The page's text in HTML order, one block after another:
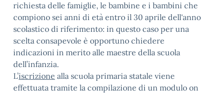
richiesta delle famiglie, le bambine e i bambini che
compiono sei anni di età entro il 30 aprile dell'anno
scolastico di riferimento: in questo caso per una
scelta consapevole è opportuno chiedere
indicazioni in merito alle maestre della scuola
dell’infanzia.
L’iscrizione alla scuola primaria statale viene
effettuata tramite la compilazione di un modulo on